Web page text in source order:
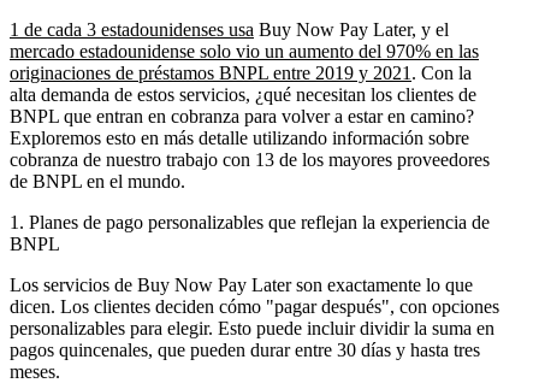
1 de cada 3 estadounidenses usa Buy Now Pay Later, y el
mercado estadounidense solo vio un aumento del 970% en las
originaciones de préstamos BNPL entre 2019 y 2021 . Con la
alta demanda de estos servicios, ¿qué necesitan los clientes de
BNPL que entran en cobranza para volver a estar en camino?
Exploremos esto en más detalle utilizando información sobre
cobranza de nuestro trabajo con 13 de los mayores proveedores
de BNPL en el mundo.
1. Planes de pago personalizables que reflejan la experiencia de
BNPL
Los servicios de Buy Now Pay Later son exactamente lo que
dicen. Los clientes deciden cómo "pagar después", con opciones
personalizables para elegir. Esto puede incluir dividir la suma en
pagos quincenales, que pueden durar entre 30 días y hasta tres
meses.